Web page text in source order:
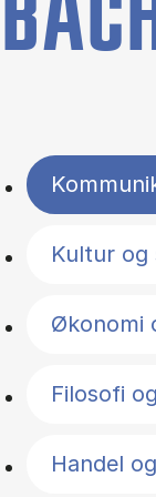
Filter by topics
Kultur og
Økonomi
Filosofi
Handel